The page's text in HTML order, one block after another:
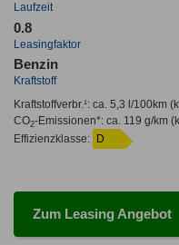
Laufzeit
0.8
Leasingfaktor
Benzin
Kraftstoff
Kraftstoffverbr.¹: ca. 5,3 l/100km
CO2-Emissionen*: ca. 119 g/km
Effizienzklasse:
D
Zum Leasing Angebot